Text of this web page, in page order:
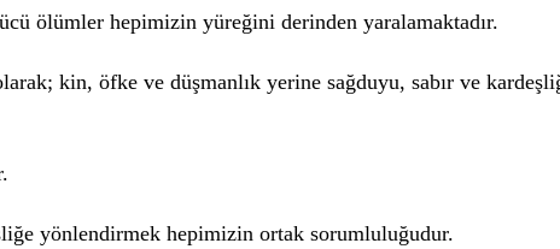
ölümler hepimizin yüreğini derinden yaralamaktadır.
kin, öfke ve düşmanlık yerine sağduyu, sabır ve
yönlendirmek hepimizin ortak sorumluluğudur.